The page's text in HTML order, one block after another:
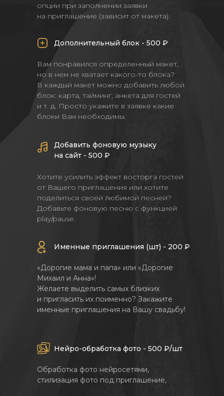
опции при заполнении заявки
на приглашение (зависит от макета).
Дополнительный блок - 500 ₽
Обработка фото нейросетями,
стилизация фото под приглашение,
Хотите усилить эффект восторга гостей
от Вашего приглашения или хотите
поделиться своей любимой песней?
Добавьте фоновую песню с функцией
play/pause.
Вам понравился определенный макет,
но в нем не хватает какого-то блока?
В каждый макет можно добавить любой
блок: карта, тайминг, анкета для гостей
и т. д. Просто укажите в заявке какие
блоки Вам необходимы.
Нейро-обработка фото - 500 ₽/шт
«Дорогие мама и папа» или «Дорогие
Михаил и Анна»!
Желаете выделить самых близких
и пригласить их поименно? Закажите
именные приглашения на Вашу свадьбу!
Именные приглашения (шт) - 200 ₽
Добавить фоновую музыку
на сайт - 500 ₽